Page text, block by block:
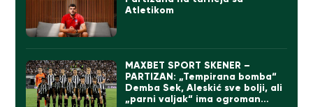
Atletikom
MAXBET SPORT SKENER –
PARTIZAN: „Tempirana bomba“
Demba Sek, Aleskić sve bolji, ali
„parni valjak“ ima ogroman